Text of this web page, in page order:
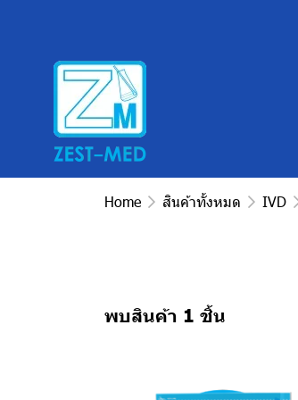
Home สินค้าทั้งหมด IVD
พบสินค้า 1 ชิ้น